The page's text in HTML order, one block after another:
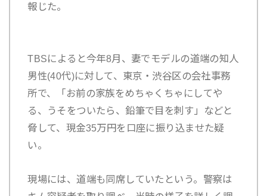
報じた。
TBSによると今年8月、妻でモデルの道端の知人
男性(40代)に対して、東京・渋谷区の会社事務
所で、「お前の家族をめちゃくちゃにしてや
る、うそをついたら、鉛筆で目を刺す」などと
脅して、現金35万円を口座に振り込ませた疑
い。
現場には、道端も同席していたという。警察は